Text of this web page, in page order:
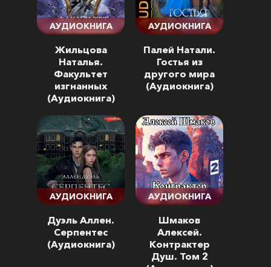
АУДИОКНИГА
Жильцова
Наталья.
Факультет
изгнанных
(Аудиокнига)
АУДИОКНИГА
Палей Натали.
Гостья из
другого мира
(Аудиокнига)
АУДИОКНИГА
Дуэль Аллен.
Серпентес
(Аудиокнига)
АУДИОКНИГА
Шмаков
Алексей.
Контрактер
Душ. Том 2